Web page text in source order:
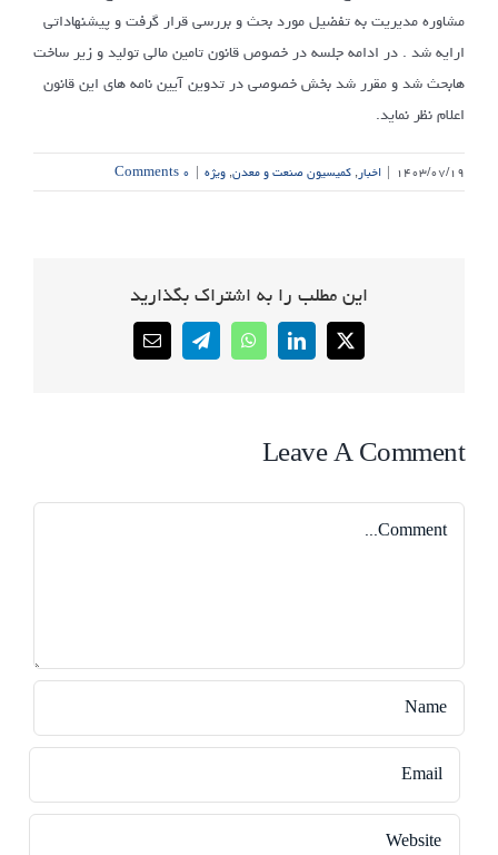
مشاوره مدیریت به تفضیل مورد بحث و بررسی قرار گرفت و پیشنهاداتی
ارایه شد . در ادامه جلسه در خصوص قانون تامین مالی تولید و زیر ساخت
هابحث شد و مقرر شد بخش خصوصی در تدوین آیین نامه های این قانون
اعلام نظر نماید.
۱۴۰۳/۰۷/۱۹ | اخبار,کمیسیون صنعت و معدن,ویژه | ۰ Comments
این مطلب را به اشتراک بگذارید
X
LinkedIn
WhatsApp
Telegram
Email
Leave A Comment